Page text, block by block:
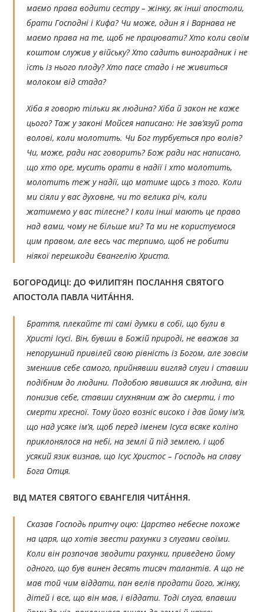
маємо права водити сестру – жінку, як інші апостоли,
брати Господні і Кифа? Чи може, один я і Варнава не
маємо права на те, щоб не працювати? Хто коли своїм
коштом служив у війську? Хто садить виноградник і не
їсть із нього плоду? Хто пасе стадо і не живиться
молоком від стада?
Хіба я говорю тільки як людина? Хіба й закон не каже
цього? Таж у законі Мойсея написано: Не зав’язуй рота
волові, коли молотить. Чи Бог турбується про волів?
Чи, може, ради нас говорить? Бож ради нас написано,
що хто оре, мусить орати в надії і хто молотить,
молотить теж у надії, що матиме щось з того. Коли
ми сіяли у вас духовне, чи то велика річ, коли
жатимемо у вас тілесне? І коли інші мають це право
над вами, чому не більше ми? Та ми не користуємося
цим правом, але весь час терпимо, щоб не робити
ніякої перешкоди Євангелію Христа.
БОГОРОДИЦІ: ДО ФИЛИП’ЯН ПОСЛАННЯ СВЯТОГО
АПОСТОЛА ПАВЛА ЧИТÁННЯ.
Браття, плекайте ті самі думки в собі, що були в
Христі Ісусі. Він, бувши в Божій природі, не вважав за
непорушний привілей свою рівність із Богом, але зовсім
зменшив себе самого, прийнявши вигляд слуги і ставши
подібним до людини. Подобою явившися як людина, він
понизив себе, ставши слухняним аж до смерти, і то
смерти хресної. Тому його возніс високо і дав йому ім’я,
що над усяке ім’я, щоб перед іменем Ісуса всяке коліно
приклонялося на небі, на землі й під землею, і щоб
усякий язик визнав, що Ісус Христос – Господь на славу
Бога Отця.
ВІД МАТЕЯ СВЯТОГО ЄВАНГЕЛІЯ ЧИТÁННЯ.
Сказав Господь притчу оцю: Царство небесне похоже
на царя, що хотів звести рахунки з слугами своїми.
Коли він розпочав зводити рахунки, приведено йому
одного, що був винен десять тисяч талантів. А що не
мав той чим віддати, пан велів продати його, жінку,
дітей і все, що він мав, і віддати. Тоді слуга, впавши